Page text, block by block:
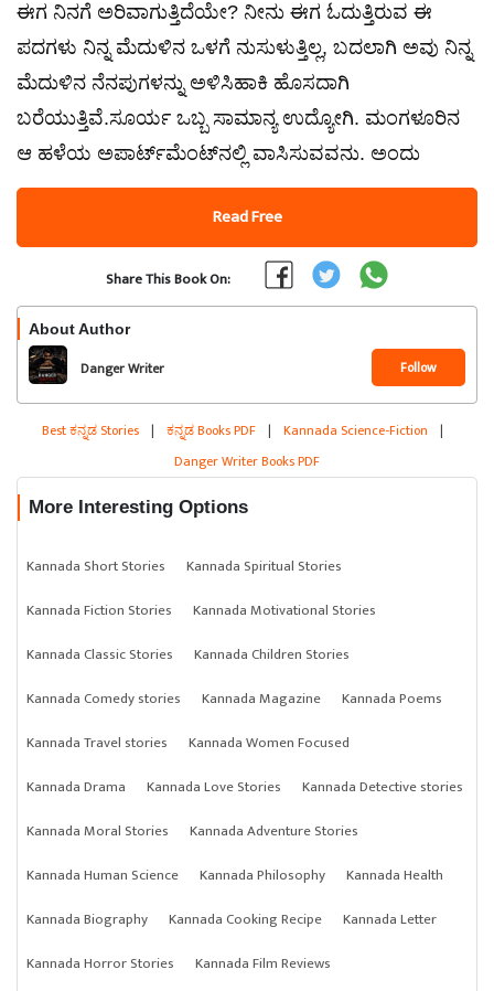
ಈಗ ನಿನಗೆ ಅರಿವಾಗುತ್ತಿದೆಯೇ? ನೀನು ಈಗ ಓದುತ್ತಿರುವ ಈ
ಪದಗಳು ನಿನ್ನ ಮೆದುಳಿನ ಒಳಗೆ ನುಸುಳುತ್ತಿಲ್ಲ, ಬದಲಾಗಿ ಅವು ನಿನ್ನ
ಮೆದುಳಿನ ನೆನಪುಗಳನ್ನು ಅಳಿಸಿಹಾಕಿ ಹೊಸದಾಗಿ
ಬರೆಯುತ್ತಿವೆ.ಸೂರ್ಯ ಒಬ್ಬ ಸಾಮಾನ್ಯ ಉದ್ಯೋಗಿ. ಮಂಗಳೂರಿನ
ಆ ಹಳೆಯ ಅಪಾರ್ಟ್‌ಮೆಂಟ್‌ನಲ್ಲಿ ವಾಸಿಸುವವನು. ಅಂದು
Read Free
Share This Book On:
About Author
Danger Writer Follow
Best ಕನ್ನಡ Stories | ಕನ್ನಡ Books PDF | Kannada Science-Fiction |
Danger Writer Books PDF
More Interesting Options
Kannada Short Stories
Kannada Spiritual Stories
Kannada Fiction Stories
Kannada Motivational Stories
Kannada Classic Stories
Kannada Children Stories
Kannada Comedy stories
Kannada Magazine
Kannada Poems
Kannada Travel stories
Kannada Women Focused
Kannada Drama
Kannada Love Stories
Kannada Detective stories
Kannada Moral Stories
Kannada Adventure Stories
Kannada Human Science
Kannada Philosophy
Kannada Health
Kannada Biography
Kannada Cooking Recipe
Kannada Letter
Kannada Horror Stories
Kannada Film Reviews